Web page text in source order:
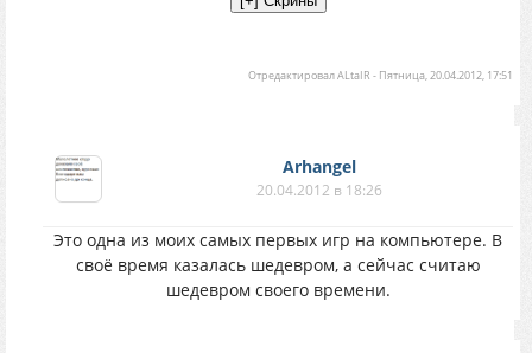
ОтредактировалALtaIR - Пятница, 20.04.2012, 17:51
Arhangel
20.04.2012 в 18:26
Это одна из моих самых первых игр на компьютере. В
своё время казалась шедевром, а сейчас считаю
шедевром своего времени.